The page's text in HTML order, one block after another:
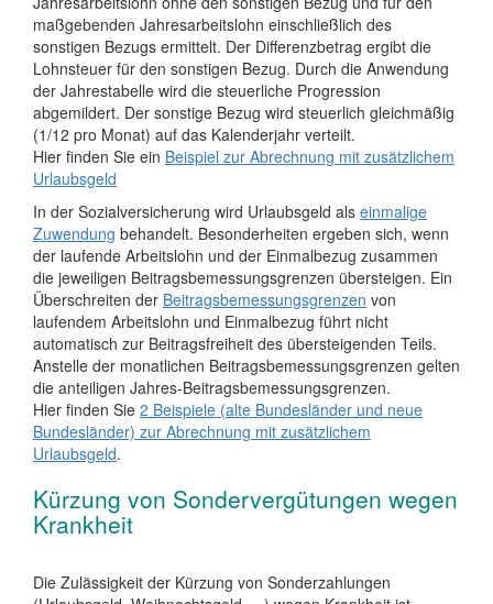
maßgebenden Jahresarbeitslohn einschließlich des
sonstigen Bezugs ermittelt. Der Differenzbetrag ergibt die
Lohnsteuer für den sonstigen Bezug. Durch die Anwendung
der Jahrestabelle wird die steuerliche Progression
abgemildert. Der sonstige Bezug wird steuerlich gleichmäßig
(1/12 pro Monat) auf das Kalenderjahr verteilt.
Hier finden Sie ein Beispiel zur Abrechnung mit zusätzlichem
Urlaubsgeld
In der Sozialversicherung wird Urlaubsgeld als einmalige
Zuwendung behandelt. Besonderheiten ergeben sich, wenn
der laufende Arbeitslohn und der Einmalbezug zusammen
die jeweiligen Beitragsbemessungsgrenzen übersteigen. Ein
Überschreiten der Beitragsbemessungsgrenzen von
laufendem Arbeitslohn und Einmalbezug führt nicht
automatisch zur Beitragsfreiheit des übersteigenden Teils.
Anstelle der monatlichen Beitragsbemessungsgrenzen gelten
die anteiligen Jahres-Beitragsbemessungsgrenzen.
Hier finden Sie 2 Beispiele (alte Bundesländer und neue
Bundesländer) zur Abrechnung mit zusätzlichem
Urlaubsgeld.
Kürzung von Sondervergütungen wegen
Krankheit
Die Zulässigkeit der Kürzung von Sonderzahlungen